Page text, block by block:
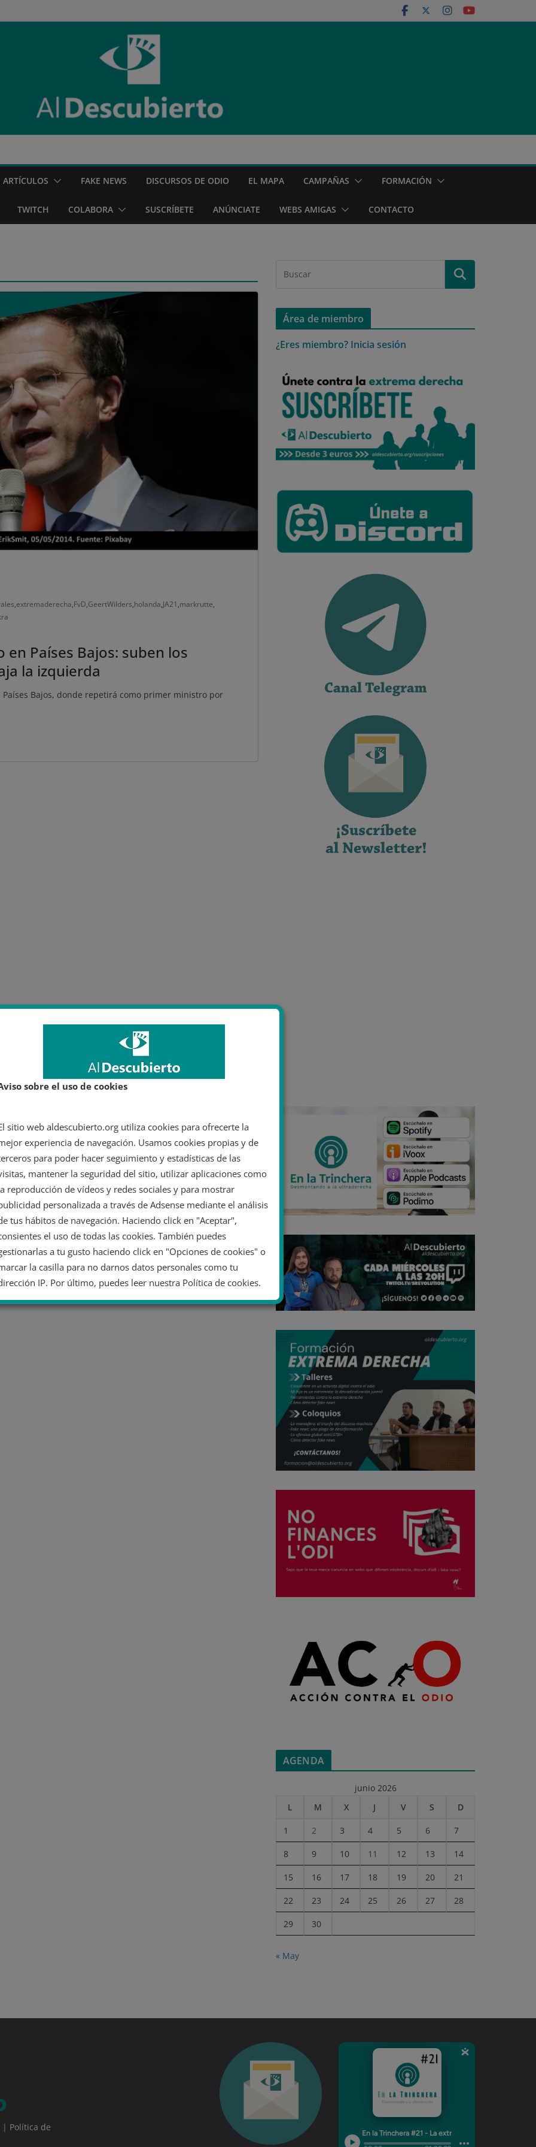
ARTÍCULOS FAKE NEWS DISCURSOS DE ODIO EL MAPA CAMPAÑAS FORMACIÓN
TWITCH COLABORA SUSCRÍBETE ANÚNCIATE WEBS AMIGAS CONTACTO
,extremaderecha,FvD,GeertWilders,holanda,JA21 ,markrutte,
Países Bajos: suben los
la izquierda
Bajos, donde repetirá como primer ministro por
Área de miembro
¿Eres miembro? Inicia sesión
AGENDA
junio 2026
L
M X J V S D
1 2 3 4 5 6 7
8 9 10 11 12 13 14
15 16 17 18 19 20 21
22 23 24 25 26 27 28
29 30
« May
| Política de
sobre el uso de cookies
sitio web aldescubierto.org utiliza cookies para ofrecerte la
experiencia de navegación. Usamos cookies propias y de
para poder hacer seguimiento y estadísticas de las
mantener la seguridad del sitio, utilizar aplicaciones como
reproducción de vídeos y redes sociales y para mostrar
personalizada a través de Adsense mediante el análisis
tus hábitos de navegación. Haciendo click en "Aceptar",
el uso de todas las cookies. También puedes
a tu gusto haciendo click en "Opciones de cookies" o
la casilla para no darnos datos personales como tu
IP. Por último, puedes leer nuestra Política de cookies.